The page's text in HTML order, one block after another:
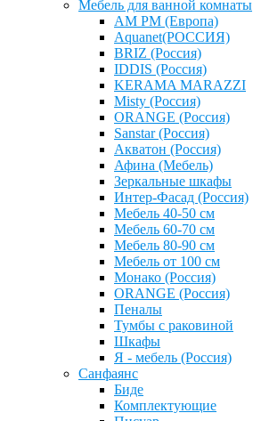
Мебель для ванной комнаты
AM PM (Европа)
Aquanet(РОССИЯ)
BRIZ (Россия)
IDDIS (Россия)
KERAMA MARAZZI
Misty (Россия)
ОRANGE (Россия)
Sanstar (Россия)
Акватон (Россия)
Афина (Мебель)
Зеркальные шкафы
Интер-Фасад (Россия)
Мебель 40-50 см
Мебель 60-70 см
Мебель 80-90 см
Мебель от 100 см
Монако (Россия)
ОRANGE (Россия)
Пеналы
Тумбы с раковиной
Шкафы
Я - мебель (Россия)
Санфаянс
Биде
Комплектующие